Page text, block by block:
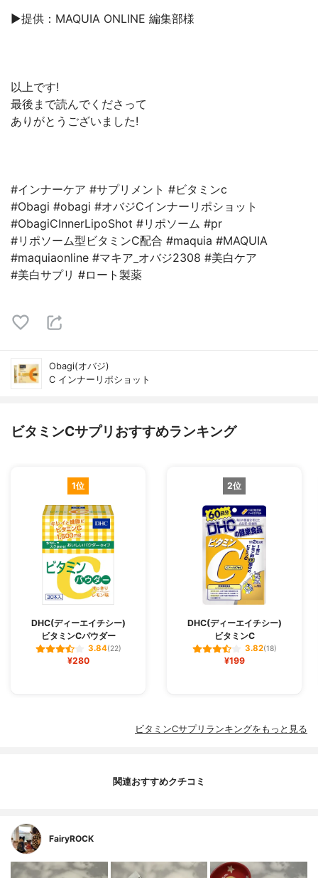
▶︎提供：MAQUIA ONLINE 編集部様
以上です!
最後まで読んでくださって
ありがとうございました!
#インナーケア #サプリメント #ビタミンc
#Obagi #obagi #オバジCインナーリポショット
#ObagiCInnerLipoShot #リポソーム #pr
#リポソーム型ビタミンC配合 #maquia #MAQUIA
#maquiaonline #マキア_オバジ2308 #美白ケア
#美白サプリ #ロート製薬
Obagi(オバジ)
C インナーリポショット
ビタミンCサプリおすすめランキング
1位
DHC(ディーエイチシー)
ビタミンCパウダー
3.84(22)
¥280
2位
DHC(ディーエイチシー)
ビタミンC
3.82(18)
¥199
ビタミンCサプリランキングをもっと見る
関連おすすめクチコミ
FairyROCK